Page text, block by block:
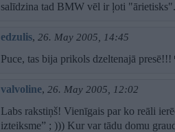
salīdzina tad BMW vēl ir ļoti "ārietisks".
edzulis, 26. May 2005, 14:45
Puce, tas bija prikols dzeltenajā presē!!!
valvoline, 26. May 2005, 12:02
Labs rakstiņš! Vienīgais par ko reāli
izteiksme” ; ))) Kur var tādu domu